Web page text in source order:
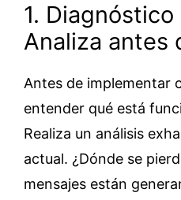
1. Diagnóstico
Analiza antes
Antes de implementar
entender qué está
Realiza un análisis
actual. ¿Dónde se
mensajes están